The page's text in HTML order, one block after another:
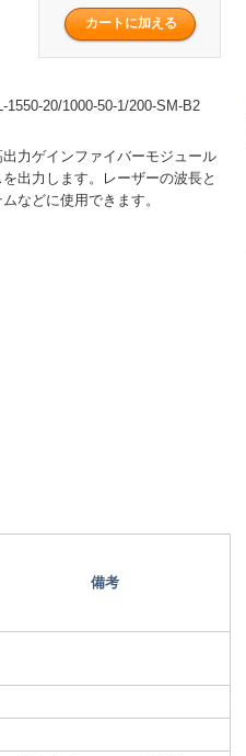
20/1000-50-1/200-SM-B2
力ゲインファイバーモジュール
出力します。レーザーの波長と
などに使用できます。
備考